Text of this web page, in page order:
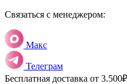
Связаться с менеджером:
Макс
Телеграм
Бесплатная доставка от 3.500₽